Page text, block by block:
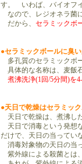
す。 いわば、バイオフ
なので、レジオネラ菌
だから、 セラミックボ
●セラミックボールに臭
多孔質のセラミックボ
具体的な名称は、麦飯
煮沸洗浄(1回/5分間)を
●天日で乾燥はセラミッ
天日で乾燥は、煮沸し
天日で消毒という発想
だけで、天日の当ってい
消毒対象物の天日の当
紫外線による殺菌とは